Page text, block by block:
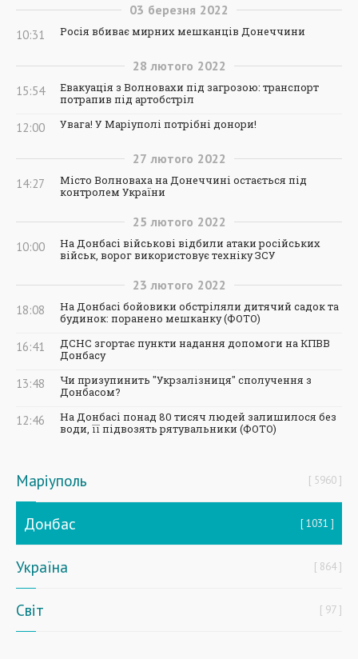
03 березня 2022
10:31 Росія вбиває мирних мешканців Донеччини
28 лютого 2022
15:54
Евакуація з Волновахи під загрозою: транспорт
потрапив під артобстріл
12:00 Увага! У Маріуполі потрібні донори!
27 лютого 2022
14:27
Місто Волноваха на Донеччині остається під
контролем України
25 лютого 2022
10:00
На Донбасі військові відбили атаки російських
військ, ворог використовує техніку ЗСУ
23 лютого 2022
18:08
На Донбасі бойовики обстріляли дитячий садок та
будинок: поранено мешканку (ФОТО)
16:41
ДСНС згортає пункти надання допомоги на КПВВ
Донбасу
13:48
Чи призупинить "Укрзалізниця" сполучення з
Донбасом?
12:46
На Донбасі понад 80 тисяч людей залишилося без
води, її підвозять рятувальники (ФОТО)
Маріуполь 5960
Донбас 1031
Україна 864
Світ 97